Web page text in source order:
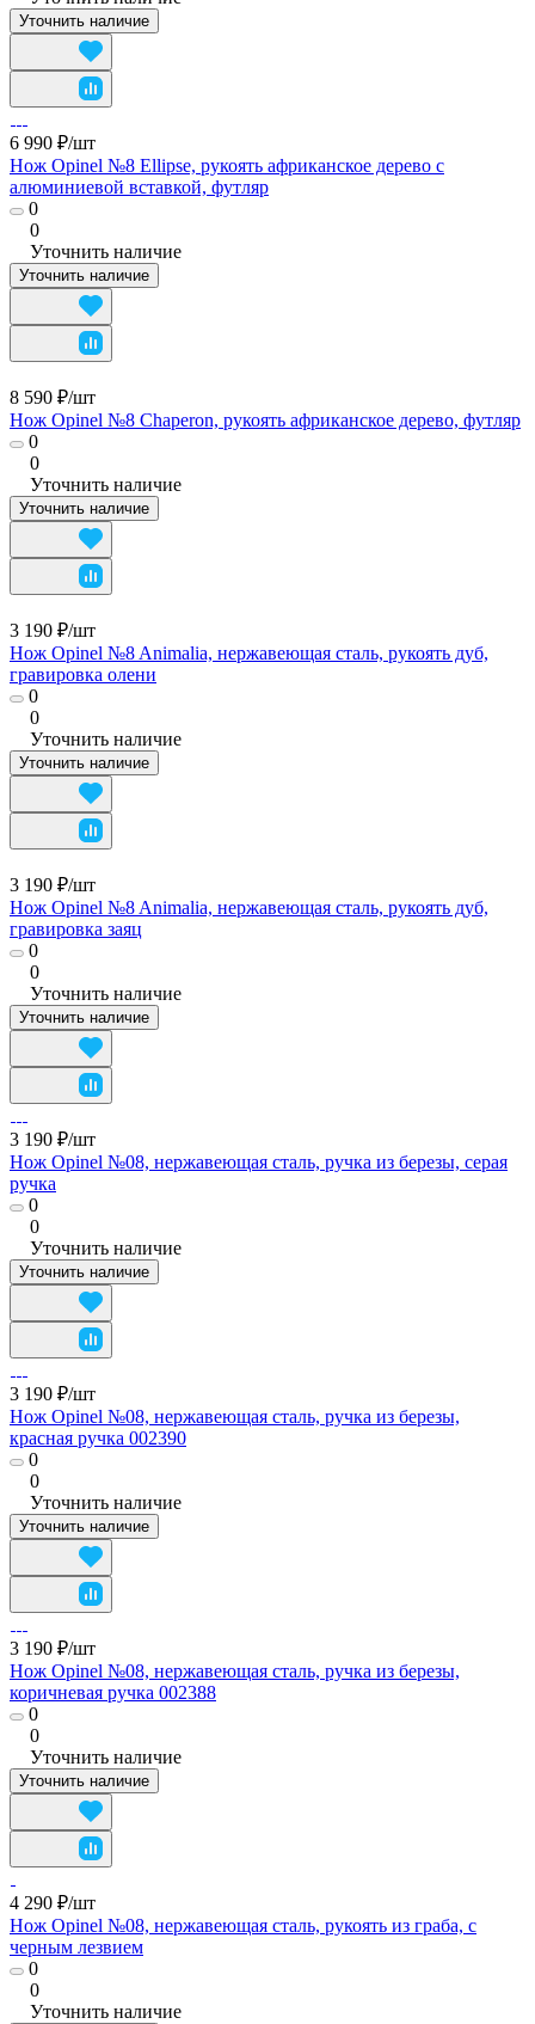
Уточнить наличие
6 990 ₽/шт
Нож Opinel №8 Ellipse, рукоять африканское дерево с
алюминиевой вставкой, футляр
0
0
Уточнить наличие
Уточнить наличие
8 590 ₽/шт
Нож Opinel №8 Chaperon, рукоять африканское дерево, футляр
0
0
Уточнить наличие
Уточнить наличие
3 190 ₽/шт
Нож Opinel №8 Animalia, нержавеющая сталь, рукоять дуб,
гравировка олени
0
0
Уточнить наличие
Уточнить наличие
3 190 ₽/шт
Нож Opinel №8 Animalia, нержавеющая сталь, рукоять дуб,
гравировка заяц
0
0
Уточнить наличие
Уточнить наличие
3 190 ₽/шт
Нож Opinel №08, нержавеющая сталь, ручка из березы, серая
ручка
0
0
Уточнить наличие
Уточнить наличие
3 190 ₽/шт
Нож Opinel №08, нержавеющая сталь, ручка из березы,
красная ручка 002390
0
0
Уточнить наличие
Уточнить наличие
3 190 ₽/шт
Нож Opinel №08, нержавеющая сталь, ручка из березы,
коричневая ручка 002388
0
0
Уточнить наличие
Уточнить наличие
4 290 ₽/шт
Нож Opinel №08, нержавеющая сталь, рукоять из граба, с
черным лезвием
0
0
Уточнить наличие